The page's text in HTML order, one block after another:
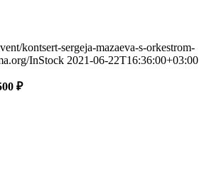
kontsert-sergeja-mazaeva-s-orkestrom-
InStock 2021-06-22T16:36:00+03:00
₽